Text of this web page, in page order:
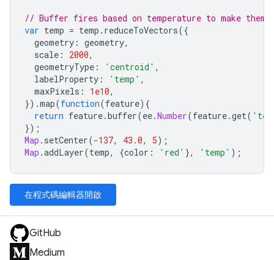
// Buffer fires based on temperature to make them
var temp = temp . reduceToVectors({
geometry : geometry,
scale : 2000,
geometryType : 'centroid' ,
labelProperty : 'temp' ,
maxPixels : 1e10,
}).map(function(feature){
return feature.buffer(ee.Number(feature.get(
});
Map . setCenter(-137, 43.0, 5);
Map .addLayer(temp, {color : 'red' }, 'temp' );
在程式碼編輯器開啟
GitHub
Medium